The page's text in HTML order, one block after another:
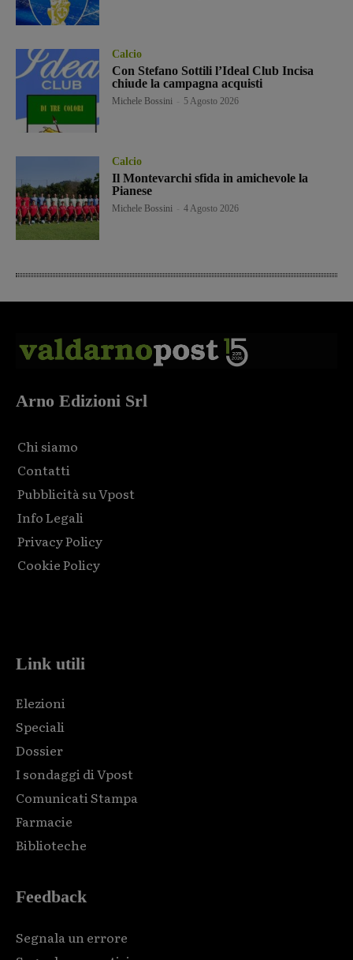
Calcio
Con Stefano Sottili l’Ideal Club Incisa
chiude la campagna acquisti
Michele Bossini 5 Agosto 2026
Calcio
Il Montevarchi sfida in amichevole la
Pianese
Michele Bossini 4 Agosto 2026
Arno Edizioni Srl
Chi siamo
Contatti
Pubblicità su Vpost
Info Legali
Privacy Policy
Cookie Policy
Link utili
Elezioni
Speciali
Dossier
I sondaggi di Vpost
Comunicati Stampa
Farmacie
Biblioteche
Feedback
Segnala un errore